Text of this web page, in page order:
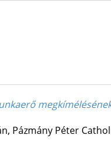
, Pázmány Péter